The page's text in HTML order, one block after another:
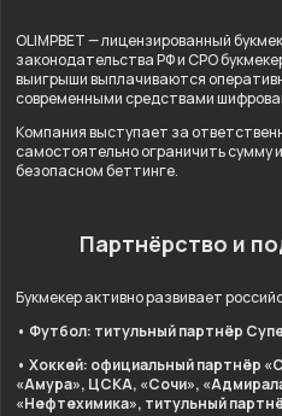
OLIMPBET — лицензированный
законодательства РФ и СРО
выигрыши выплачиваются
современными средствами
Компания выступает за
самостоятельно ограничить сумму
безопасном беттинге.
Партнёрство и
Букмекер активно развивает
• Футбол: титульный партнёр
• Хоккей: официальный партнёр
«Амура», ЦСКА, «Сочи»,
«Нефтехимика», титульный